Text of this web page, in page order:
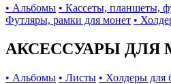
• Альбомы • Кассеты, планшеты,
Футляры, рамки для монет •
АКСЕССУАРЫ ДЛЯ
• Альбомы • Листы • Холдеры для